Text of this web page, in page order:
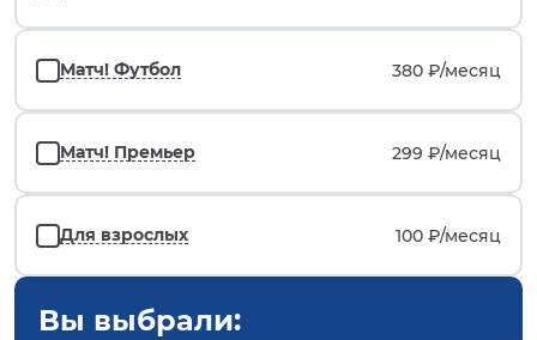
Матч! Футбол 380 ₽/месяц
Матч! Премьер 299 ₽/месяц
Для взрослых 100 ₽/месяц
Вы выбрали: